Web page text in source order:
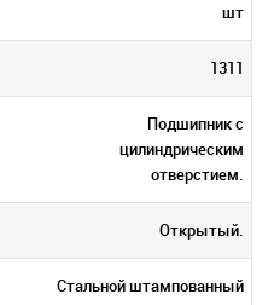
шт
1311
Подшипник с
цилиндрическим
отверстием.
Открытый.
Стальной штампованный